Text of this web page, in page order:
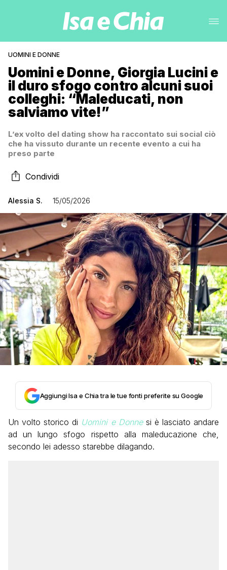
UOMINI E DONNE
Uomini e Donne, Giorgia Lucini e
il duro sfogo contro alcuni suoi
colleghi: “Maleducati, non
salviamo vite!”
L’ex volto del dating show ha raccontato sui social ciò
che ha vissuto durante un recente evento a cui ha
preso parte
Condividi
Alessia S. 15/05/2026
Aggiungi Isa e Chia tra le tue fonti preferite su Google
Un volto storico di Uomini e Donnesi è lasciato andare
ad un lungo sfogo rispetto alla maleducazione che,
secondo lei adesso starebbe dilagando.